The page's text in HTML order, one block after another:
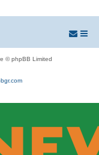
© phpBB Limited